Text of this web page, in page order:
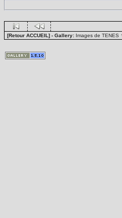
[Retour ACCUEIL] - Gallery: Images de TENES